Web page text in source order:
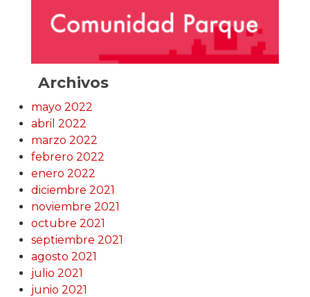
Archivos
mayo 2022
abril 2022
marzo 2022
febrero 2022
enero 2022
diciembre 2021
noviembre 2021
octubre 2021
septiembre 2021
agosto 2021
julio 2021
junio 2021